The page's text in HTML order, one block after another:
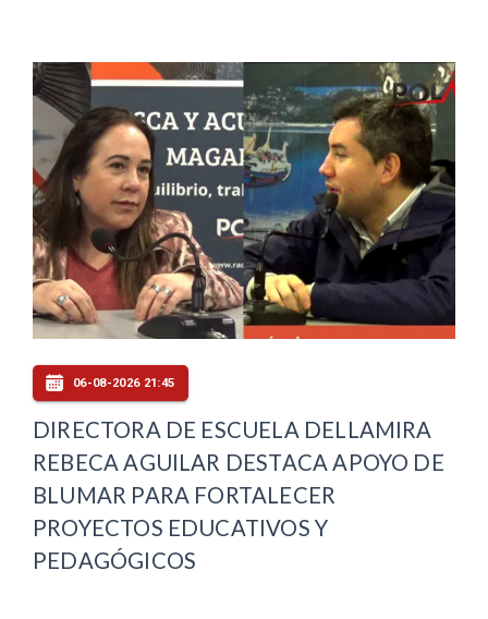
06-08-2026 21:45
DIRECTORA DE ESCUELA DELLAMIRA
REBECA AGUILAR DESTACA APOYO DE
BLUMAR PARA FORTALECER
PROYECTOS EDUCATIVOS Y
PEDAGÓGICOS